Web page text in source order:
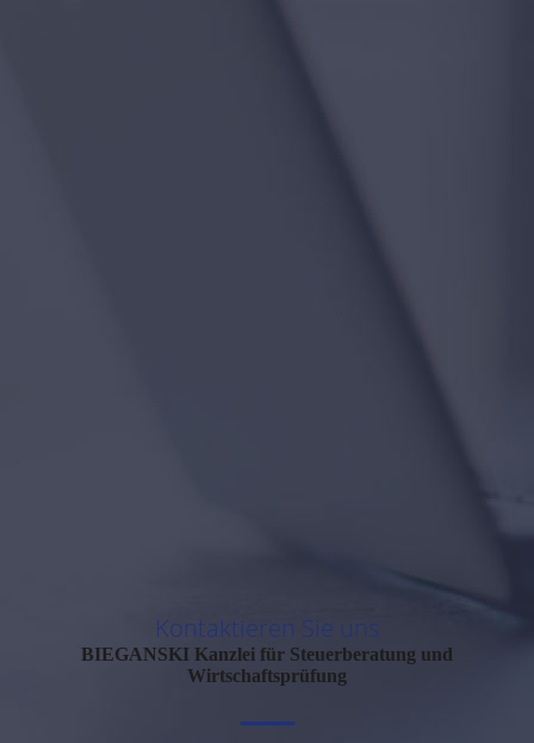
Kontaktieren Sie uns
BIEGANSKI Kanzlei für Steuerberatung und
Wirtschaftsprüfung
—